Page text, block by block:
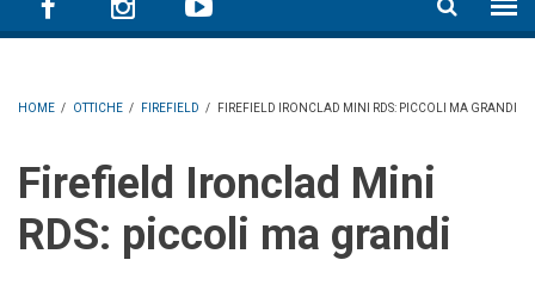
HOME / OTTICHE / FIREFIELD / FIREFIELD IRONCLAD MINI RDS: PICCOLI MA GRANDI
Firefield Ironclad Mini
RDS: piccoli ma grandi